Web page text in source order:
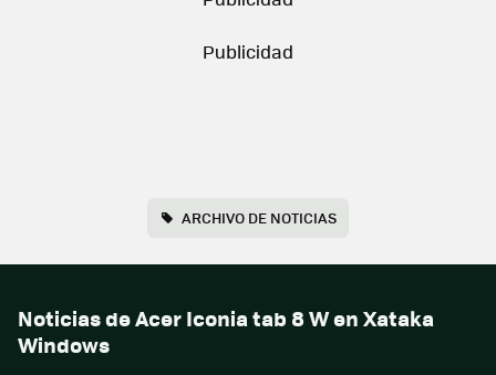
ARCHIVO DE NOTICIAS
Noticias de Acer Iconia tab 8 W en Xataka
Windows